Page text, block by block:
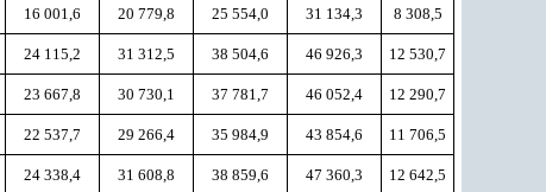
16 001,6 20 779,8 25 554,0 31 134,3 8 308,5
24 115,2 31 312,5 38 504,6 46 926,3 12 530,7
23 667,8 30 730,1 37 781,7 46 052,4 12 290,7
22 537,7 29 266,4 35 984,9 43 854,6 11 706,5
24 338,4 31 608,8 38 859,6 47 360,3 12 642,5